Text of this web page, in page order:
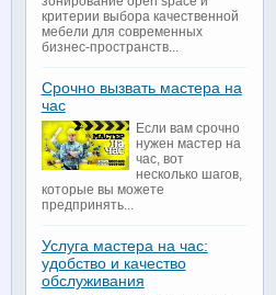
критерии выбора качественной
мебели для современных
бизнес-пространств...
Срочно вызвать мастера на
час
Если вам срочно
нужен мастер на
час, вот
несколько шагов,
которые вы можете
предпринять...
Услуга мастера на час:
удобство и качество
обслуживания